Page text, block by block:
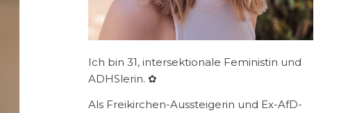
Ich bin 31, intersektionale Feministin und
ADHSlerin. ✿
Als Freikirchen-Aussteigerin und Ex-AfD-